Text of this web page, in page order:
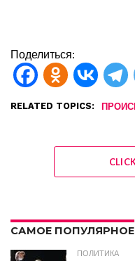
Поделиться:
RELATED TOPICS:
САМОЕ ПОПУЛЯРНОЕ
ПОЛИТИКА